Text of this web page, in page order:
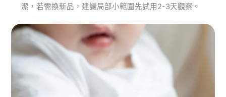
潔，若需換新品，建議局部小範圍先試用2-3天觀察。